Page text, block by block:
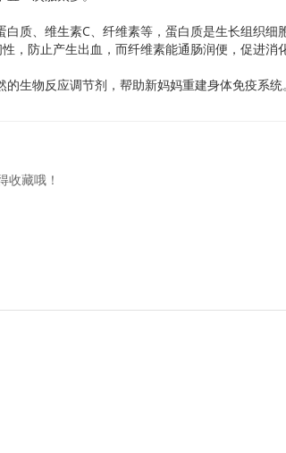
、维生素C、纤维素等，蛋白质是生长组织细
，防止产生出血，而纤维素能通肠润便，促进消化
生物反应调节剂，帮助新妈妈重建身体免疫系统
收藏哦！